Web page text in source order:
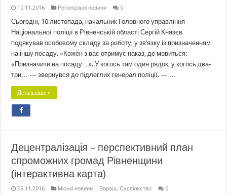
10.11.2016 Регіональні новини 0
Сьогодні, 10 листопада, начальник Головного управління
Національної поліції в Рівненській області Сергій Князєв
подякував особовому складу за роботу, у зв’язку із призначенням
на іншу посаду. «Кожен з вас отримує наказ, де мовиться:
«Призначити на посаду…». У когось там один рядок, у когось два-
три… — звернувся до підлеглих генерал поліції. — …
Детальніше »
Децентралізація – перспективний план
спроможних громад Рівненщини
(інтерактивна карта)
09.11.2016 Міські новини | Вараш,Суспільство 0